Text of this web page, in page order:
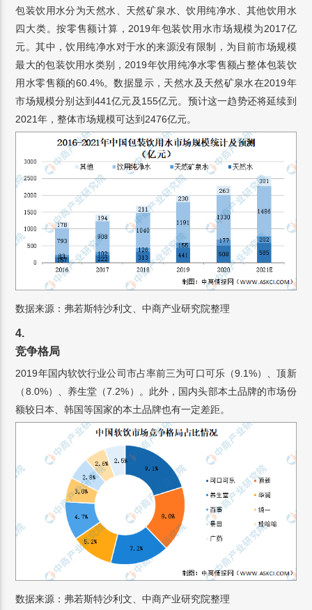
包装饮用水分为天然水、天然矿泉水、饮用纯净水、其他饮用水
四大类。按零售额计算，2019年包装饮用水市场规模为2017亿
元。其中，饮用纯净水对于水的来源没有限制，为目前市场规模
最大的包装饮用水类别，2019年饮用纯净水零售额占整体包装饮
用水零售额的60.4%。数据显示，天然水及天然矿泉水在2019年
市场规模分别达到441亿元及155亿元。预计这一趋势还将延续到
2021年，整体市场规模可达到2476亿元。
数据来源：弗若斯特沙利文、中商产业研究院整理
4.
竞争格局
2019年国内软饮行业公司市占率前三为可口可乐（9.1%）、顶新
（8.0%）、养生堂（7.2%）。此外，国内头部本土品牌的市场份
额较日本、韩国等国家的本土品牌也有一定差距。
数据来源：弗若斯特沙利文、中商产业研究院整理